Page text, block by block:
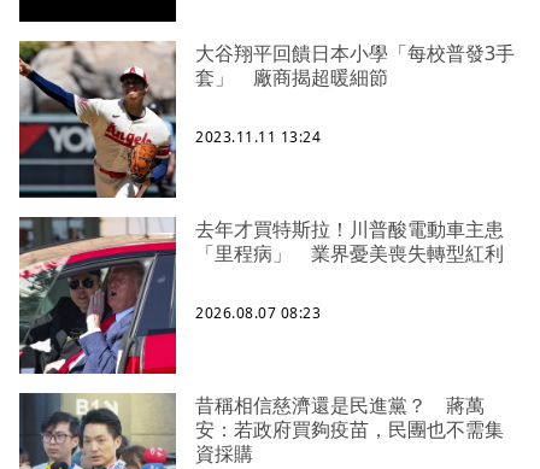
大谷翔平回饋日本小學「每校普發3手
套」 廠商揭超暖細節
2023.11.11 13:24
去年才買特斯拉！川普酸電動車主患
「里程病」 業界憂美喪失轉型紅利
2026.08.07 08:23
昔稱相信慈濟還是民進黨？ 蔣萬
安：若政府買夠疫苗，民團也不需集
資採購